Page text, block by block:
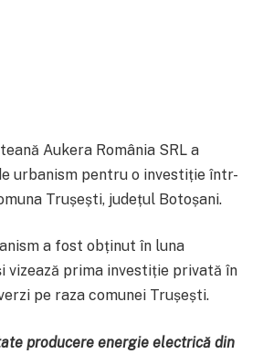
Aukera România SRL a
urbanism pentru o investiție într-
Trușești, județul Botoșani.
a fost obținut în luna
vizează prima investiție privată în
pe raza comunei Trușești.
producere energie electrică din